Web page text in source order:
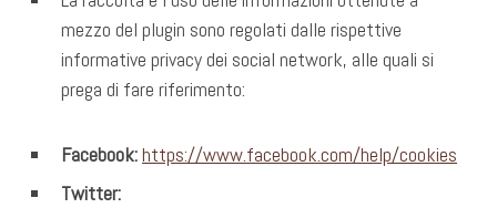
mezzo del plugin sono regolati dalle rispettive
informative privacy dei social network, alle quali si
prega di fare riferimento:
Facebook:https://www.facebook.com/help/cookies
Twitter: